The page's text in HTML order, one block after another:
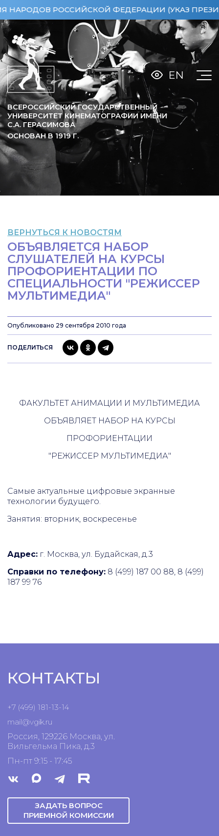
РОССИЙСКОЙ ФЕДЕРАЦИИ (УКАЗ
ВСЕРОССИЙСКИЙ ГОСУДАРСТВЕННЫЙ
УНИВЕРСИТЕТ КИНЕМАТОГРАФИИ ИМЕНИ
С.А. ГЕРАСИМОВА
ОСНОВАН В 1919Г.
EN
ВЕРНУТЬСЯ К НОВОСТЯМ
ОБЪЯВЛЯЕТСЯ НАБОР
СЛУШАТЕЛЕЙ НА КУРСЫ
ПРОФОРИЕНТАЦИИ ПО
СПЕЦИАЛЬНОСТИ "РЕЖИССЕР
МУЛЬТИМЕДИА"
Опубликовано 29 сентября 2010 года
ПОДЕЛИТЬСЯ
ФАКУЛЬТЕТ АНИМАЦИИ И МУЛЬТИМЕДИА
ОБЪЯВЛЯЕТ НАБОР НА КУРСЫ
ПРОФОРИЕНТАЦИИ
"РЕЖИССЕР МУЛЬТИМЕДИА"
Самые актуальные цифровые экранные
технологии будущего.
Занятия: вторник, воскресенье
Адрес: г. Москва, ул. Будайская, д.3
Справки по телефону: 8 (499) 187 00 88, 8 (499)
187 99 76
КОНТАКТЫ
+7 (499) 181-13-14
mail@vgik.ru
Россия, 129226 Москва, ул.
Вильгельма Пика, д.3
Пн-пт 9:15 - 17:45
ЗАДАТЬ ВОПРОС
ПРИЕМНОЙ КОМИССИИ